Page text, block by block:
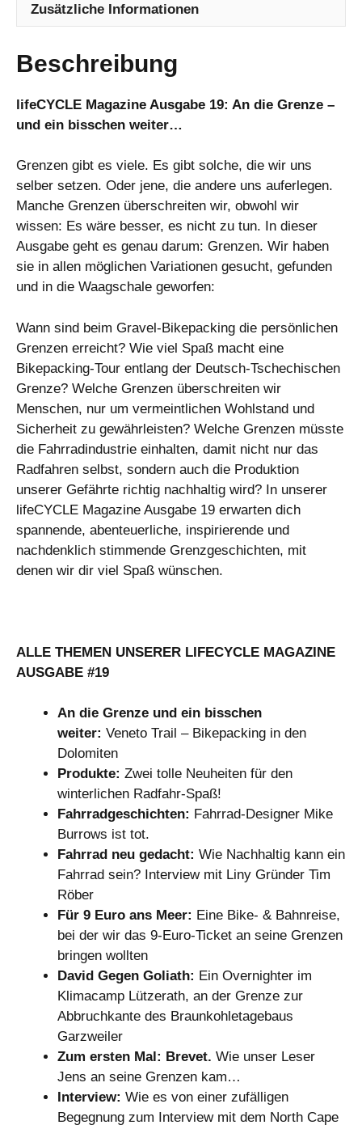
Zusätzliche Informationen
Beschreibung
lifeCYCLE Magazine Ausgabe 19: An die Grenze –
und ein bisschen weiter…
Grenzen gibt es viele. Es gibt solche, die wir uns
selber setzen. Oder jene, die andere uns auferlegen.
Manche Grenzen überschreiten wir, obwohl wir
wissen: Es wäre besser, es nicht zu tun. In dieser
Ausgabe geht es genau darum: Grenzen. Wir haben
sie in allen möglichen Variationen gesucht, gefunden
und in die Waagschale geworfen:
Wann sind beim Gravel-Bikepacking die persönlichen
Grenzen erreicht? Wie viel Spaß macht eine
Bikepacking-Tour entlang der Deutsch-Tschechischen
Grenze? Welche Grenzen überschreiten wir
Menschen, nur um vermeintlichen Wohlstand und
Sicherheit zu gewährleisten? Welche Grenzen müsste
die Fahrradindustrie einhalten, damit nicht nur das
Radfahren selbst, sondern auch die Produktion
unserer Gefährte richtig nachhaltig wird? In unserer
lifeCYCLE Magazine Ausgabe 19 erwarten dich
spannende, abenteuerliche, inspirierende und
nachdenklich stimmende Grenzgeschichten, mit
denen wir dir viel Spaß wünschen.
ALLE THEMEN UNSERER LIFECYCLE MAGAZINE
AUSGABE #19
An die Grenze und ein bisschen
weiter: Veneto Trail – Bikepacking in den
Dolomiten
Produkte: Zwei tolle Neuheiten für den
winterlichen Radfahr-Spaß!
Fahrradgeschichten: Fahrrad-Designer Mike
Burrows ist tot.
Fahrrad neu gedacht: Wie Nachhaltig kann ein
Fahrrad sein? Interview mit Liny Gründer Tim
Röber
Für 9 Euro ans Meer: Eine Bike- & Bahnreise,
bei der wir das 9-Euro-Ticket an seine Grenzen
bringen wollten
David Gegen Goliath: Ein Overnighter im
Klimacamp Lützerath, an der Grenze zur
Abbruchkante des Braunkohletagebaus
Garzweiler
Zum ersten Mal: Brevet. Wie unser Leser
Jens an seine Grenzen kam…
Interview: Wie es von einer zufälligen
Begegnung zum Interview mit dem North Cape